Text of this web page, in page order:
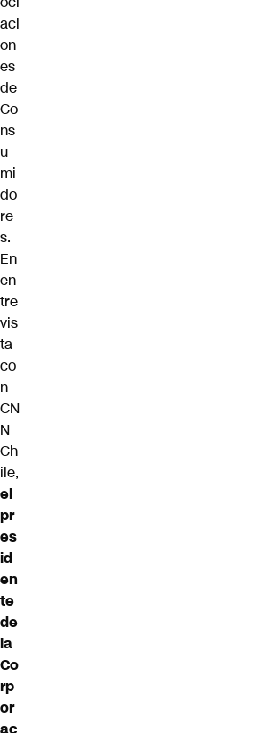
aci
on
es
de
Co
ns
u
mi
do
re
s.
En
en
tre
vis
ta
co
n
CN
N
Ch
ile,
el
pr
es
id
en
te
de
la
Co
rp
or
ac